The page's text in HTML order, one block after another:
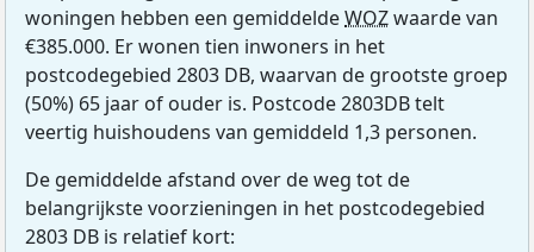
woningen hebben een gemiddeldeWOZwaarde van
€385.000. Er wonen tien inwoners in het
postcodegebied 2803 DB, waarvan de grootste groep
(50%) 65 jaar of ouder is. Postcode 2803DB telt
veertig huishoudens van gemiddeld 1,3 personen.
De gemiddelde afstand over de weg tot de
belangrijkste voorzieningen in het postcodegebied
2803 DB is relatief kort: